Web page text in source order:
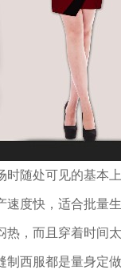
随处可见的基本
度快，适合批量
，而且穿着时间
西服都是量身定